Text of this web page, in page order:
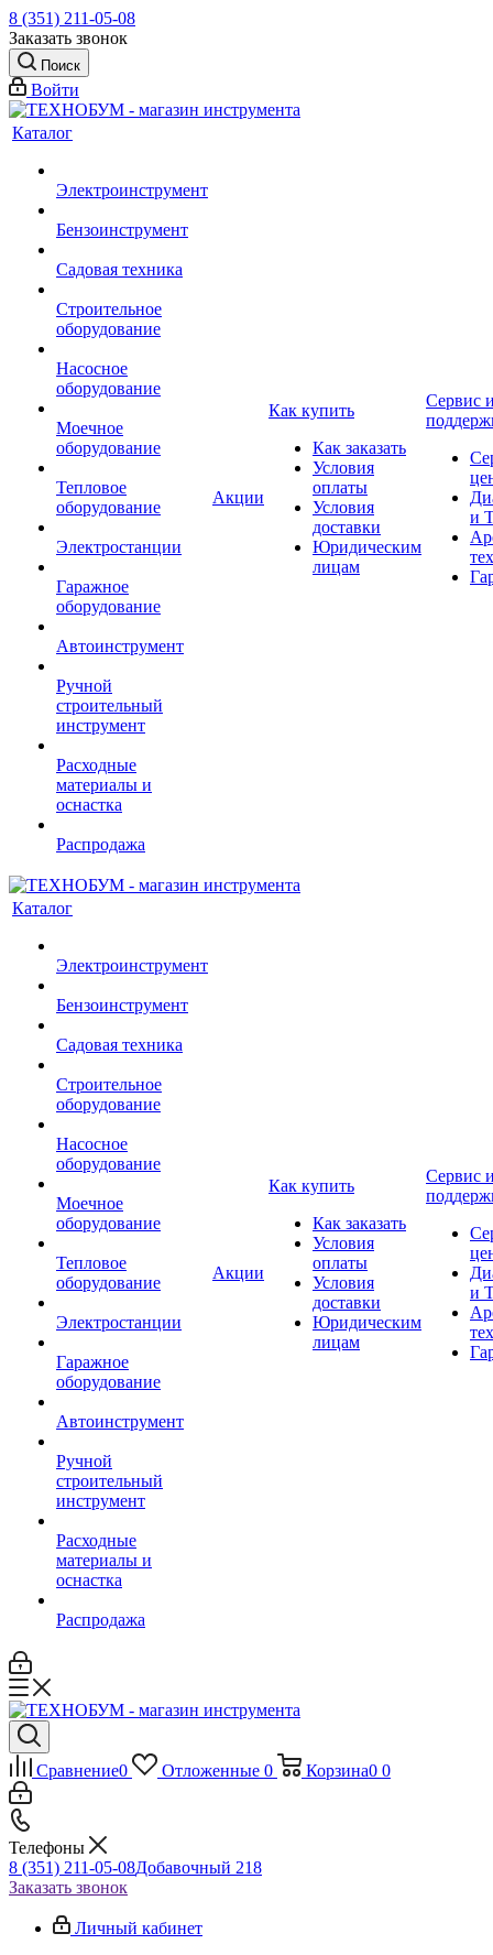
8 (351) 211-05-08
Заказать звонок
Поиск
Войти
Каталог
Электроинструмент
Бензоинструмент
Садовая техника
Строительное
оборудование
Насосное
оборудование
Моечное
оборудование
Тепловое
оборудование
Электростанции
Гаражное
оборудование
Автоинструмент
Ручной
строительный
инструмент
Расходные
материалы и
оснастка
Распродажа
Акции
Как купить
Как заказать
Условия
оплаты
Условия
доставки
Юридическим
лицам
Сервис
и
Каталог
Электроинструмент
Бензоинструмент
Садовая техника
Строительное
оборудование
Насосное
оборудование
Моечное
оборудование
Тепловое
оборудование
Электростанции
Гаражное
оборудование
Автоинструмент
Ручной
строительный
инструмент
Расходные
материалы и
оснастка
Распродажа
Акции
Как купить
Как заказать
Условия
оплаты
Условия
доставки
Юридическим
лицам
Сервис
и
Сравнение0 Отложенные 0 Корзина0 0
Телефоны
8 (351) 211-05-08Добавочный 218
Заказать звонок
Личный кабинет